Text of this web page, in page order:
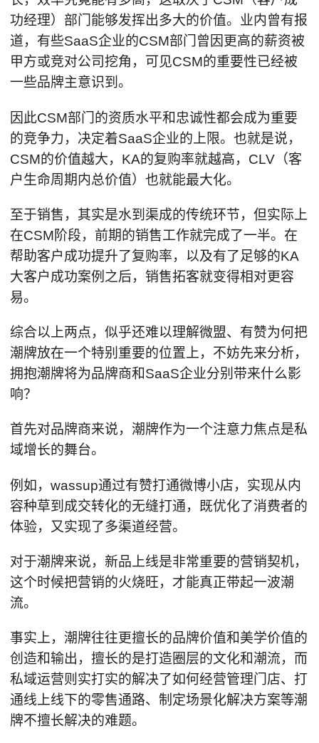
功经理）部门能够发挥出多大的价值。业内曾有报
道，有些SaaS企业的CSM部门曾因更高的薪资被
甲方或竞对公司挖角，可见CSM的重要性已经被
一些品牌主意识到。
因此CSM部门的资质水平和忠诚性都会成为重要
的竞争力，决定着SaaS企业的上限。也就是说，
CSM的价值越大，KA的复购率就越高，CLV（客
户生命周期内总价值）也就能最大化。
至于销售，其实是水到渠成的传统环节，但实际上
在CSM阶段，前期的销售工作就完成了一半。在
帮助客户成功提升了复购率，以及有了足够的KA
大客户成功案例之后，销售拓客就变得相对更容
易。
综合以上两点，似乎还难以理解微盟、有赞为何把
潮牌放在一个特别重要的位置上，不妨先来分析，
拥抱潮牌将为品牌商和SaaS企业分别带来什么影
响？
首先对品牌商来说，潮牌作为一个注意力焦点是私
域增长的舞台。
例如，wassup通过有赞打通微博小店，实现从内
容种草到成交转化的无缝打通，既优化了消费者的
体验，又实现了多渠道经营。
对于潮牌来说，新品上线是非常重要的营销契机，
这个时候把营销的火烧旺，才能真正带起一波潮
流。
事实上，潮牌往往更擅长的品牌价值和美学价值的
创造和输出，擅长的是打造圈层的文化和潮流，而
私域运营则实打实的解决了如何经营管理门店、打
通线上线下的零售通路、制定场景化解决方案等潮
牌不擅长解决的难题。